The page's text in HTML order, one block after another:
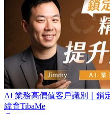
AI 業務高價值客戶識別｜鎖
緯育TibaMe